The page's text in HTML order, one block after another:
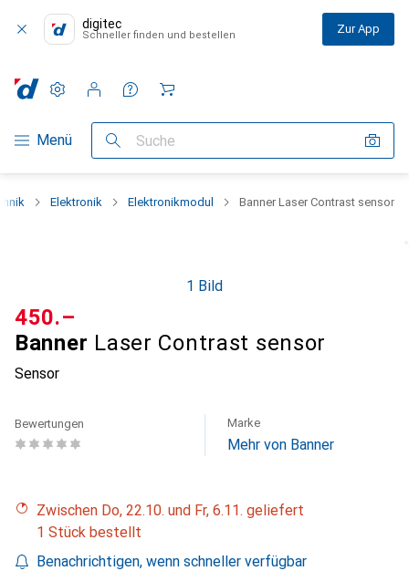
digitec
Schneller finden und bestellen Zur App
Navigation nach Kategorien
Menü Suche
Einstellungen
Kundenkonto
Vergleichslisten
Merklisten
Warenkorb
Elektronik Elektronikmodul Banner Laser Contrast sensor
1 Bild
Banner Laser Contrast sensor
Sensor
CHF
450.–
Bewertungen Marke
Mehr von Banner
Zwischen Do, 22.10. und Fr, 6.11. geliefert
1 Stück bestellt
Benachrichtigen, wenn schneller verfügbar